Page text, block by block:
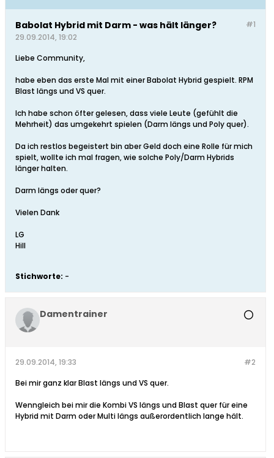
#1
Babolat Hybrid mit Darm - was hält länger?
29.09.2014, 19:02
Liebe Community,
habe eben das erste Mal mit einer Babolat Hybrid gespielt. RPM
Blast längs und VS quer.
Ich habe schon öfter gelesen, dass viele Leute (gefühlt die
Mehrheit) das umgekehrt spielen (Darm längs und Poly quer).
Da ich restlos begeistert bin aber Geld doch eine Rolle für mich
spielt, wollte ich mal fragen, wie solche Poly/Darm Hybrids
länger halten.
Darm längs oder quer?
Vielen Dank
LG
Hill
Stichworte: -
Damentrainer
#2
29.09.2014, 19:33
Bei mir ganz klar Blast längs und VS quer.
Wenngleich bei mir die Kombi VS längs und Blast quer für eine
Hybrid mit Darm oder Multi längs außerordentlich lange hält.